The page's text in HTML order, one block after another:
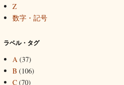
Z
数字・記号
ラベル・タグ
A (37)
B (106)
C (70)